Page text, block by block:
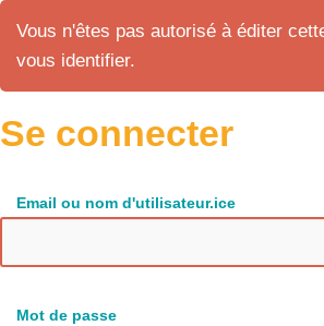
Vous n'êtes pas autorisé à éditer
vous identifier.
Se connecter
Email ou nom d'utilisateur.ice
Mot de passe